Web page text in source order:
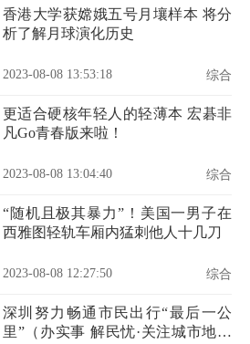
香港大学获嫦娥五号月壤样本 将分
析了解月球演化历史
2023-08-08 13:53:18 综合
更适合硬核年轻人的轻薄本 宏碁非
凡Go青春版来啦！
2023-08-08 13:04:40 综合
“随机且极其暴力”！美国一男子在
西雅图轻轨车厢内猛刺他人十几刀
2023-08-08 12:27:50 综合
深圳努力畅通市民出行“最后一公
里”（办实事 解民忧·关注城市地面